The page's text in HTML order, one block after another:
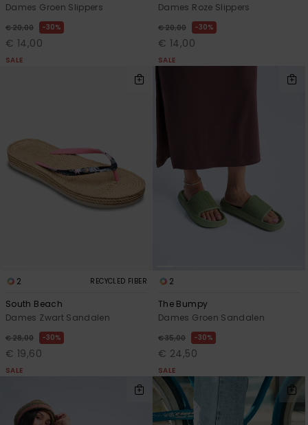
Dames Groen Slippers
€ 20,00 30%
€ 14,00
SALE
Dames Roze Slippers
€ 20,00 30%
€ 14,00
SALE
2 RECYCLED FIBER
South Beach
Dames Zwart Sandalen
€ 28,00 30%
€ 19,60
SALE
2
The Bumpy
Dames Groen Sandalen
€ 35,00 30%
€ 24,50
SALE